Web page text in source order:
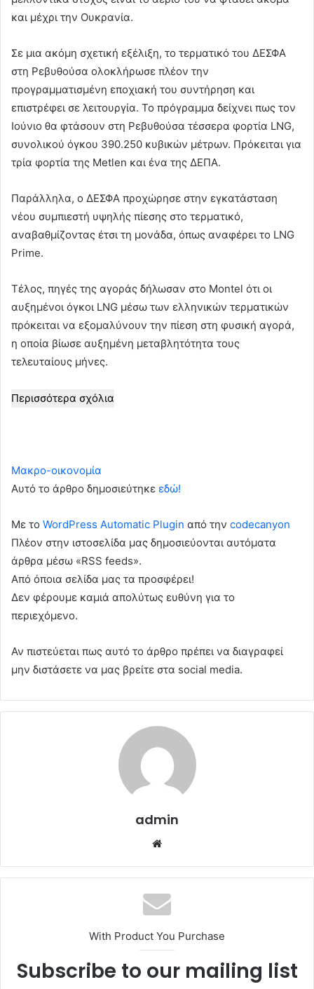
και μέχρι την Ουκρανία.
Σε μια ακόμη σχετική εξέλιξη, το τερματικό του ΔΕΣΦΑ
στη Ρεβυθούσα ολοκλήρωσε πλέον την
προγραμματισμένη εποχιακή του συντήρηση και
επιστρέφει σε λειτουργία. Το πρόγραμμα δείχνει πως τον
Ιούνιο θα φτάσουν στη Ρεβυθούσα τέσσερα φορτία LNG,
συνολικού όγκου 390.250 κυβικών μέτρων. Πρόκειται για
τρία φορτία της Metlen και ένα της ΔΕΠΑ.
Παράλληλα, ο ΔΕΣΦΑ προχώρησε στην εγκατάσταση
νέου συμπιεστή υψηλής πίεσης στο τερματικό,
αναβαθμίζοντας έτσι τη μονάδα, όπως αναφέρει το LNG
Prime.
Τέλος, πηγές της αγοράς δήλωσαν στο Montel ότι οι
αυξημένοι όγκοι LNG μέσω των ελληνικών τερματικών
πρόκειται να εξομαλύνουν την πίεση στη φυσική αγορά,
η οποία βίωσε αυξημένη μεταβλητότητα τους
τελευταίους μήνες.
Περισσότερα σχόλια
Μακρο-οικονομία
Αυτό το άρθρο δημοσιεύτηκε εδώ!
Με το WordPress Automatic Plugin από την codecanyon
Πλέον στην ιστοσελίδα μας δημοσιεύονται αυτόματα
άρθρα μέσω «RSS feeds».
Από όποια σελίδα μας τα προσφέρει!
Δεν φέρουμε καμιά απολύτως ευθύνη για το
περιεχόμενο.
Αν πιστεύεται πως αυτό το άρθρο πρέπει να διαγραφεί
μην διστάσετε να μας βρείτε στα social media.
admin
With Product You Purchase
Subscribe to our mailing list